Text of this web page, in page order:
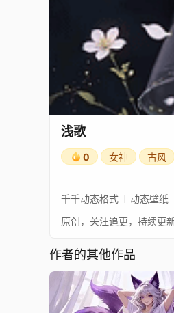
浅歌
0 女神 古风
千千动态格式 动态壁纸
原创，关注追更，持续更
作者的其他作品